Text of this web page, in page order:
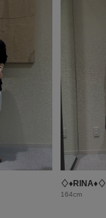
♢♦︎RINA♦︎♢
164cm